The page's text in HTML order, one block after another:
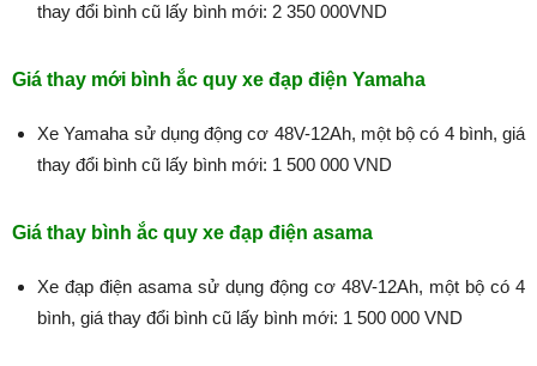
thay đổi bình cũ lấy bình mới: 2 350 000VND
Giá thay mới bình ắc quy xe đạp điện Yamaha
Xe Yamaha sử dụng động cơ 48V-12Ah, một bộ có 4 bình, giá
thay đổi bình cũ lấy bình mới: 1 500 000 VND
Giá thay bình ắc quy xe đạp điện asama
Xe đạp điện asama sử dụng động cơ 48V-12Ah, một bộ có 4
bình, giá thay đổi bình cũ lấy bình mới: 1 500 000 VND